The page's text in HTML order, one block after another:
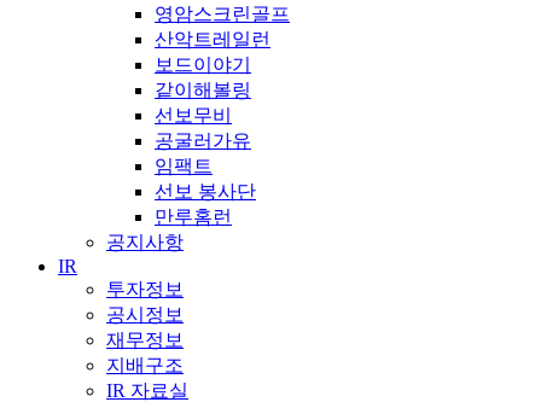
영암스크린골프
산악트레일런
보드이야기
같이해볼링
선보무비
공굴러가유
임팩트
선보 봉사단
만루홈런
공지사항
IR
투자정보
공시정보
재무정보
지배구조
IR 자료실